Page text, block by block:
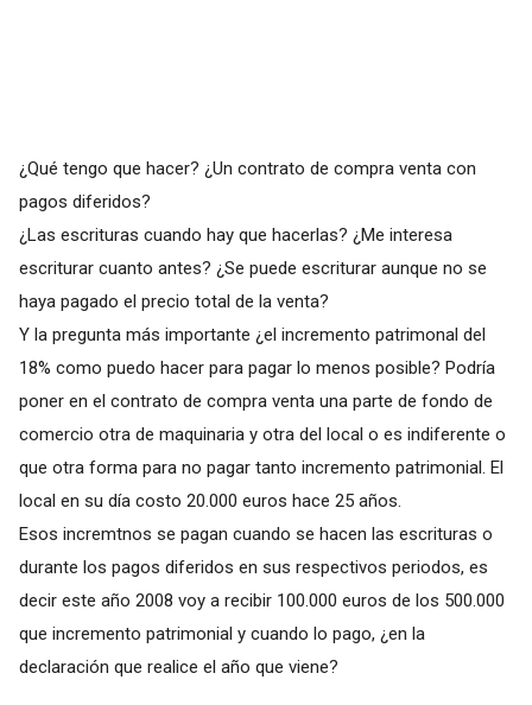
¿Qué tengo que hacer? ¿Un contrato de compra venta con
pagos diferidos?
¿Las escrituras cuando hay que hacerlas? ¿Me interesa
escriturar cuanto antes? ¿Se puede escriturar aunque no se
haya pagado el precio total de la venta?
Y la pregunta más importante ¿el incremento patrimonal del
18% como puedo hacer para pagar lo menos posible? Podría
poner en el contrato de compra venta una parte de fondo de
comercio otra de maquinaria y otra del local o es indiferente o
que otra forma para no pagar tanto incremento patrimonial. El
local en su día costo 20.000 euros hace 25 años.
Esos incremtnos se pagan cuando se hacen las escrituras o
durante los pagos diferidos en sus respectivos periodos, es
decir este año 2008 voy a recibir 100.000 euros de los 500.000
que incremento patrimonial y cuando lo pago, ¿en la
declaración que realice el año que viene?